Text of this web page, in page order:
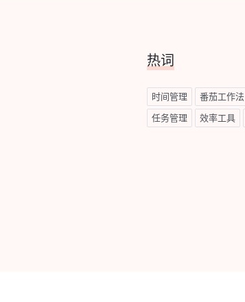
热词
时间管理 番茄工作法
任务管理 效率工具